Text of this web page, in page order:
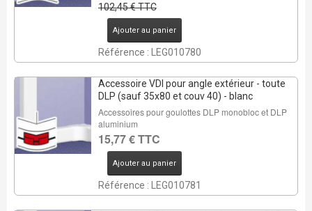
102,45 € TTC
Ajouter au panier
Référence : LEG010780
Accessoire VDI pour angle extérieur - toute
DLP (sauf 35x80 et couv 40) - blanc
Accessoires pour goulottes DLP monobloc et DLP
aluminium
15,77 € TTC
Ajouter au panier
Référence : LEG010781